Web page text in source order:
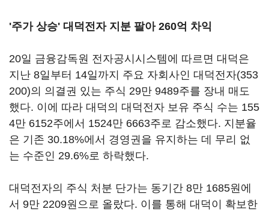
'주가 상승' 대덕전자 지분 팔아 260억 차익
20일 금융감독원 전자공시시스템에 따르면 대덕은
지난 8일부터 14일까지 주요 자회사인 대덕전자(353
200)의 의결권 있는 주식 29만 9489주를 장내 매도
했다. 이에 따라 대덕의 대덕전자 보유 주식 수는 155
4만 6152주에서 1524만 6663주로 감소했다. 지분율
은 기존 30.18%에서 경영권을 유지하는 데 무리 없
는 수준인 29.6%로 하락했다.
대덕전자의 주식 처분 단가는 동기간 8만 1685원에
서 9만 2209원으로 올랐다. 이를 통해 대덕이 확보한